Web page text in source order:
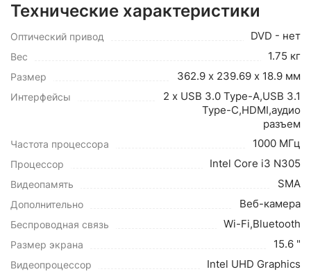
Технические характеристики
Оптический привод DVD - нет
Вес 1.75 кг
Размер 362.9 х 239.69 х 18.9 мм
Интерфейсы
2 x USB 3.0 Type-A,USB 3.1
Type-C,HDMI,аудио
разъем
Частота процессора 1000 МГц
Процессор Intel Core i3 N305
Видеопамять SMA
Дополнительно Веб-камера
Беспроводная связь Wi-Fi,Bluetooth
Размер экрана 15.6 "
Видеопроцессор Intel UHD Graphics